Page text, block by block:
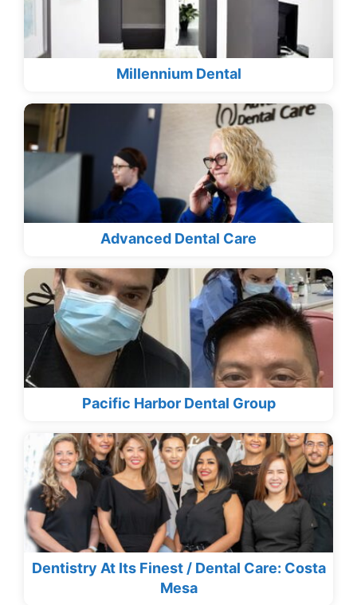
Millennium Dental
Advanced Dental Care
Pacific Harbor Dental Group
Dentistry At Its Finest / Dental Care: Costa
Mesa